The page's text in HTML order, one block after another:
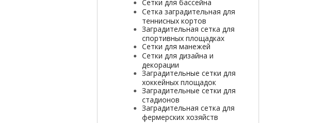
Сетки для бассейна
Сетка заградительная для
теннисных кортов
Заградительная сетка для
спортивных площадках
Сетки для манежей
Сетки для дизайна и
декорации
Заградительные сетки для
хоккейных площадок
Заградительные сетки для
стадионов
Заградительная сетка для
фермерских хозяйств